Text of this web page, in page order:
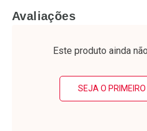
Laboratório
Por Menos
Avaliações
Este produto ainda
SEJA O